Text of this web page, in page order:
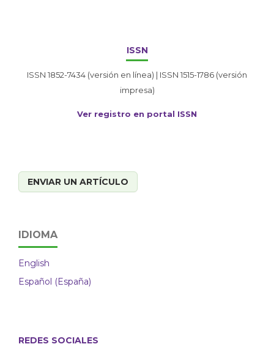
ISSN
ISSN 1852-7434 (versión en línea) | ISSN 1515-1786 (versión
impresa)
Ver registro en portal ISSN
ENVIAR UN ARTÍCULO
IDIOMA
English
Español (España)
REDES SOCIALES